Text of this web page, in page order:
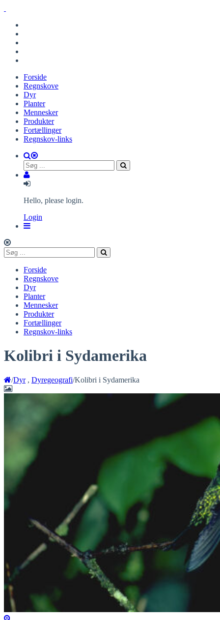
Forside
Regnskove
Dyr
Planter
Mennesker
Produkter
Fortællinger
Regnskov-links
Hello, please login.
Login
Forside
Regnskove
Dyr
Planter
Mennesker
Produkter
Fortællinger
Regnskov-links
Kolibri i Sydamerika
/Dyr, Dyregeografi/Kolibri i Sydamerika